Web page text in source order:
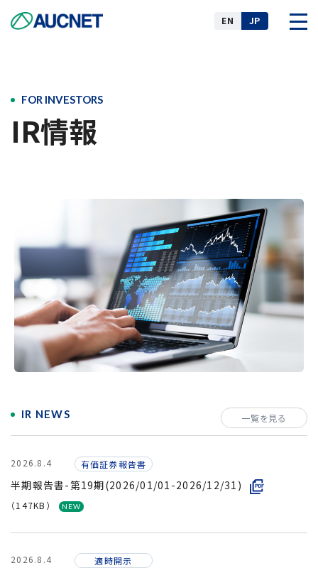
FOR INVESTORS
IR情報
IR NEWS
2026.8.4 有価証券報告書
半期報告書-第19期(2026/01/01-2026/12/31)
（147KB）
2026.8.4 適時開示
一覧を見る
EN JP
事業
IR情報
サステナビリティ
採用情報